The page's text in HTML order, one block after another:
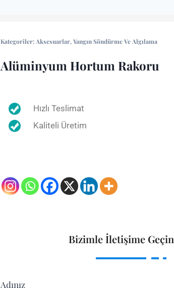
Kategoriler: Aksesuarlar,Yangın Söndürme Ve Algılama
Alüminyum Hortum Rakoru
Hızlı Teslimat
Kaliteli Üretim
Bizimle İletişime Geçin
Adınız